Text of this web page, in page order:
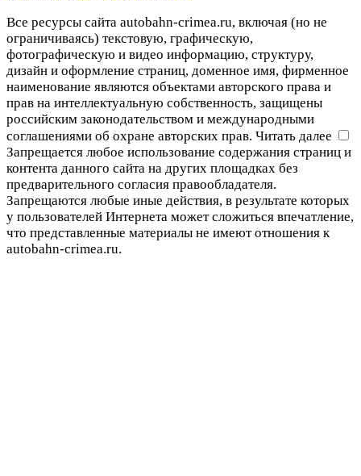
Все ресурсы сайта autobahn-crimea.ru, включая (но не
ограничиваясь) текстовую, графическую,
фотографическую и видео информацию, структуру,
дизайн и оформление страниц, доменное имя, фирменное
наименование являются объектами авторского права и
прав на интеллектуальную собственность, защищены
российским законодательством и международными
соглашениями об охране авторских прав. Читать далее
Запрещается любое использование содержания страниц и
контента данного сайта на других площадках без
предварительного согласия правообладателя.
Запрещаются любые иные действия, в результате которых
у пользователей Интернета может сложиться впечатление,
что представленные материалы не имеют отношения к
autobahn-crimea.ru.